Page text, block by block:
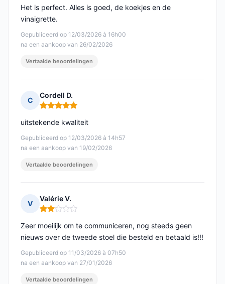
Gepubliceerd op 12/03/2026 à 16h00
na een aankoop van 26/02/2026
Het is perfect. Alles is goed, de koekjes en de
vinaigrette.
Vertaalde beoordelingen
C
Cordell D.
Opmerking: 5 van 5
Gepubliceerd op 12/03/2026 à 14h57
na een aankoop van 19/02/2026
uitstekende kwaliteit
Vertaalde beoordelingen
V
Valérie V.
Opmerking: 2 van 5
Gepubliceerd op 11/03/2026 à 07h50
na een aankoop van 27/01/2026
Zeer moeilijk om te communiceren, nog steeds geen
nieuws over de tweede stoel die besteld en betaald is!!!
Vertaalde beoordelingen